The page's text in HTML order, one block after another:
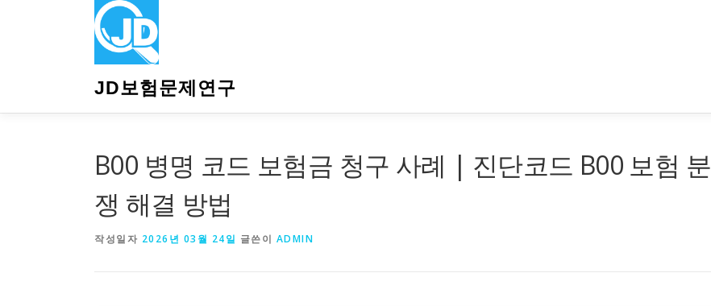
JD보험문제연구
B00 병명 코드 보험금 청구 사례 | 진단코드 B00 보험 분
쟁 해결 방법
작성일자 2026년 03월 24일 글쓴이 ADMIN